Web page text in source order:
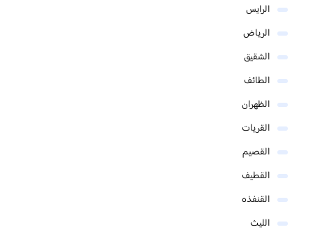
الرايس
الرياض
الشقيق
الطائف
الظهران
القريات
القصيم
القطيف
القنفذه
الليث